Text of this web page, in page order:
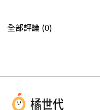
全部評論 (0)